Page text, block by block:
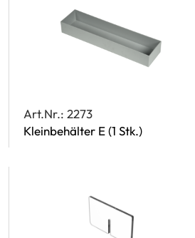
Art.Nr.: 2273
Kleinbehälter E(1 Stk.)